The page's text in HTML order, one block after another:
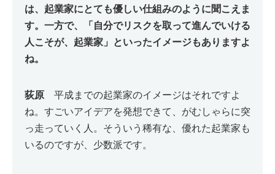
は、起業家にとても優しい仕組みのように聞こえま
す。一方で、「自分でリスクを取って進んでいける
人こそが、起業家」といったイメージもありますよ
ね。
荻原 平成までの起業家のイメージはそれですよ
ね。すごいアイデアを発想できて、がむしゃらに突
っ走っていく人。そういう稀有な、優れた起業家も
いるのですが、少数派です。